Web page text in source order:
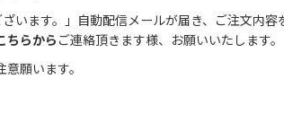
ます。」自動配信メールが届き、ご注文内容
ちらから ご連絡頂きます様、お願いいたします。
願います。